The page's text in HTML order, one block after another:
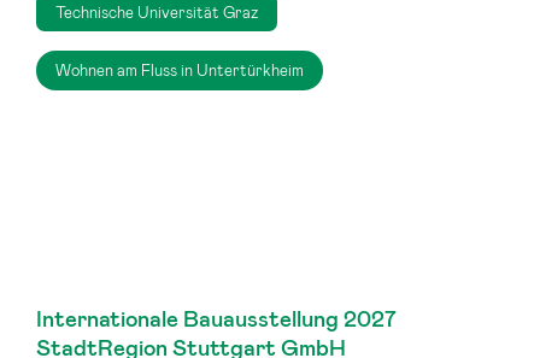
Technische Universität Graz
Wohnen am Fluss in Untertürkheim
Internationale Bauausstellung 2027
StadtRegion Stuttgart GmbH